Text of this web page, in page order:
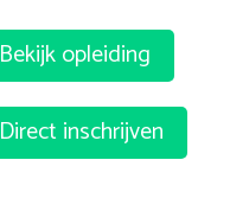
Bekijk opleiding
Direct inschrijven